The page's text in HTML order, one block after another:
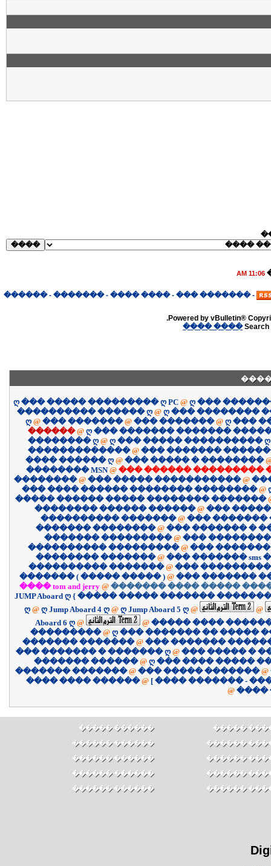
11:06 AM
-
������� ���
-
���� ����
-
�������
-
������
Powered by vBulletin®
Search
���� ����
ღ ��� ����� ��������� ღ PC @ ღ ���
���������� ������ ღ @ ღ ��� ��������
ღ @ ��� ������� @ ��� ������� @ ღ ���
������ @ ღ ��� ������� �������
�������� ღ @ ღ ��� ����� ���������� ღ
������������� @ ��� �������
���� ������ ღ @ ��� ����� � ��������
�������� MSN @ ��� ������ ���������
�������� @ ��� ����� ����������� @
��� ���� ������ �������� �������� @
����� ������ ����� �������� �������
�������� ������ ������ @ ���
���������� ������� @ ��� �������
������� �������� @ ��� ������� �
������� ��������� @ ���
���������� ��������� @ ���
�������� ������� @ ��� ������� sms �
���������� ������� @ ���
������� ( ����� ����� ) @ ��� �������
���� tom and jerry @ ������� ���� �����
JUMP Aboard ღ { ����� ����� �������
ღ @ ღ Jump Aboard 4 ღ @ ღ Jump Aboard 5 ღ @
@
Aboard 6 ღ @ @ ����� ����
��������� @ ღ ��� ������� �� �����
������� ������� @ ��� �������
��� ������� � ������� ღ @ ��� ����� �
������� ������ @ ღ ��� ���� �����
������� ������� @ ��� ����� ������� @
@
������ ���� ����
@
������ �����
������ ������
������ ������
������ ������
������ ������
������
������
������
������
������